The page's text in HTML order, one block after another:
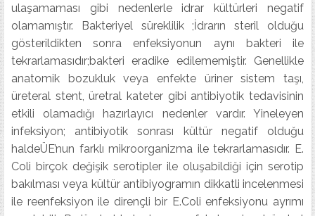
ulaşamaması gibi nedenlerle idrar kültürleri negatif
olamamıştır. Bakteriyel süreklilik ;İdrarın steril olduğu
gösterildikten sonra enfeksiyonun aynı bakteri ile
tekrarlamasıdır;bakteri eradike edilememiştir. Genellikle
anatomik bozukluk veya enfekte üriner sistem taşı,
üreteral stent, üretral kateter gibi antibiyotik tedavisinin
etkili olamadığı hazırlayıcı nedenler vardır. Yineleyen
infeksiyon; antibiyotik sonrası kültür negatif olduğu
haldeÜE’nun farklı mikroorganizma ile tekrarlamasıdır. E.
Coli birçok değişik serotipler ile oluşabildiği için serotip
bakılması veya kültür antibiyogramın dikkatli incelenmesi
ile reenfeksiyon ile dirençli bir E.Coli enfeksiyonu ayrımı